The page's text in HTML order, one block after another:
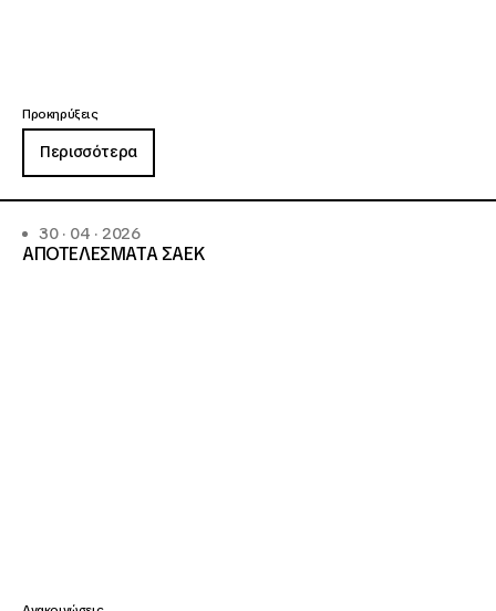
Προκηρύξεις
Περισσότερα
30 · 04 · 2026
ΑΠΟΤΕΛΕΣΜΑΤΑ ΣΑΕΚ